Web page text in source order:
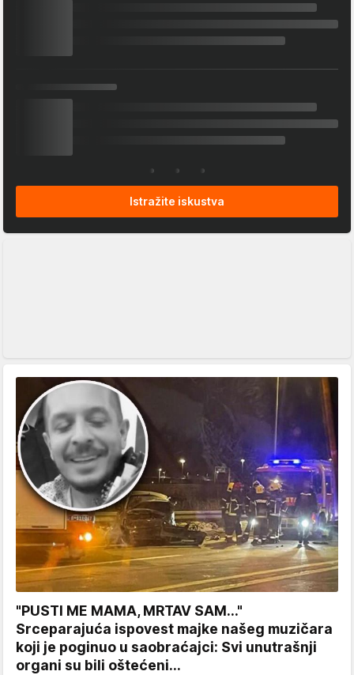
Istražite iskustva
"PUSTI ME MAMA, MRTAV SAM..."
Srceparajuća ispovest majke našeg muzičara
koji je poginuo u saobraćajci: Svi unutrašnji
organi su bili oštećeni...